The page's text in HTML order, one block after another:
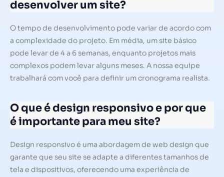
desenvolver um site?
O tempo de desenvolvimento pode variar de acordo com
a complexidade do projeto. Em média, um site básico
pode levar de 4 a 6 semanas, enquanto projetos mais
complexos podem levar alguns meses. A nossa equipe
trabalhará com você para definir um cronograma realista.
O que é design responsivo e por que
é importante para meu site?
Design responsivo é uma abordagem de web design que
garante que seu site se adapte a diferentes tamanhos de
tela e dispositivos, oferecendo uma experiência de